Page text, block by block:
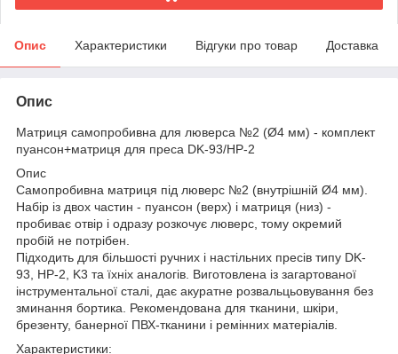
Опис Характеристики Відгуки про товар Доставка
Опис
Матриця самопробивна для люверса №2 (Ø4 мм) - комплект
пуансон+матриця для преса DK-93/НР-2
Опис
Самопробивна матриця під люверс №2 (внутрішній Ø4 мм).
Набір із двох частин - пуансон (верх) і матриця (низ) -
пробиває отвір і одразу розкочує люверс, тому окремий
пробій не потрібен.
Підходить для більшості ручних і настільних пресів типу DK-
93, НР-2, K3 та їхніх аналогів. Виготовлена із загартованої
інструментальної сталі, дає акуратне розвальцьовування без
зминання бортика. Рекомендована для тканини, шкіри,
брезенту, банерної ПВХ-тканини і ремінних матеріалів.
Характеристики: